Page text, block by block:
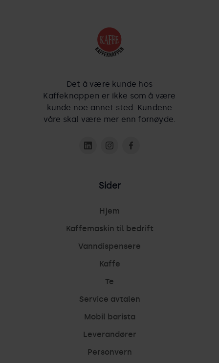
Det å være kunde hos
Kaffeknappen er ikke som å være
kunde noe annet sted. Kundene
våre skal være mer enn fornøyde.
Sider
Hjem
Kaffemaskin til bedrift
Vanndispensere
Kaffe
Te
Service avtalen
Mobil barista
Leverandører
Personvern